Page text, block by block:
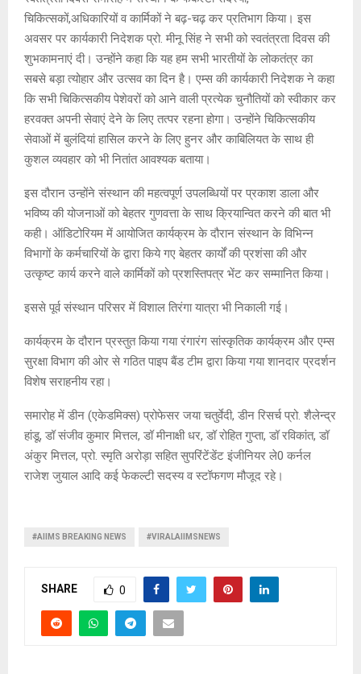
चिकित्सकों,अधिकारियों व कार्मिकों ने बढ़-चढ़ कर प्रतिभाग किया। इस
अवसर पर कार्यकारी निदेशक प्रो. मीनू सिंह ने सभी को स्वतंत्रता दिवस की
शुभकामनाएं दी। उन्होंने कहा कि यह हम सभी भारतीयों के लोकतंत्र का
सबसे बड़ा त्योहार और उत्सव का दिन है। एम्स की कार्यकारी निदेशक ने कहा
कि सभी चिकित्सकीय पेशेवरों को आने वाली प्रत्येक चुनौतियों को स्वीकार कर
हरवक्त अपनी सेवाएं देने के लिए तत्पर रहना होगा। उन्होंने चिकित्सकीय
सेवाओं में बुलंदियां हासिल करने के लिए हुनर और काबिलियत के साथ ही
कुशल व्यवहार को भी नितांत आवश्यक बताया।
इस दौरान उन्होंने संस्थान की महत्वपूर्ण उपलब्धियों पर प्रकाश डाला और
भविष्य की योजनाओं को बेहतर गुणवत्ता के साथ क्रियान्वित करने की बात भी
कही। ऑडिटोरियम में आयोजित कार्यक्रम के दौरान संस्थान के विभिन्न
विभागों के कर्मचारियों के द्वारा किये गए बेहतर कार्यों की प्रशंसा की और
उत्कृष्ट कार्य करने वाले कार्मिकों को प्रशस्तिपत्र भेंट कर सम्मानित किया।
इससे पूर्व संस्थान परिसर में विशाल तिरंगा यात्रा भी निकाली गई।
कार्यक्रम के दौरान प्रस्तुत किया गया रंगारंग सांस्कृतिक कार्यक्रम और एम्स
सुरक्षा विभाग की ओर से गठित पाइप बैंड टीम द्वारा किया गया शानदार प्रदर्शन
विशेष सराहनीय रहा।
समारोह में डीन (एकेडमिक्स) प्रोफेसर जया चतुर्वेदी, डीन रिसर्च प्रो. शैलेन्द्र
हांडू, डॉ संजीव कुमार मित्तल, डॉ मीनाक्षी धर, डॉ रोहित गुप्ता, डॉ रविकांत, डॉ
अंकुर मित्तल, प्रो. स्मृति अरोड़ा सहित सुपरिंटेंडेंट इंजीनियर ले0 कर्नल
राजेश जुयाल आदि कई फेकल्टी सदस्य व स्टॉफगण मौजूद रहे।
#AIIMS BREAKING NEWS #VIRALAIIMSNEWS
SHARE 0